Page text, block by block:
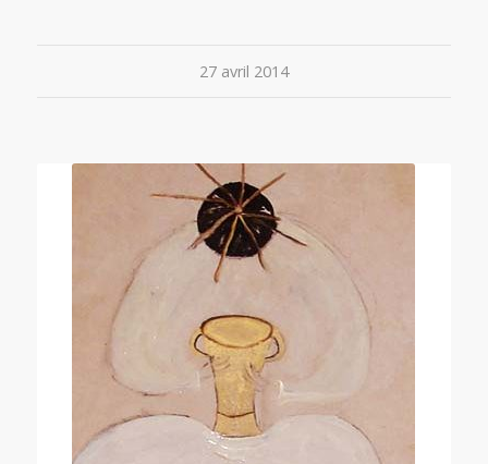
27 avril 2014